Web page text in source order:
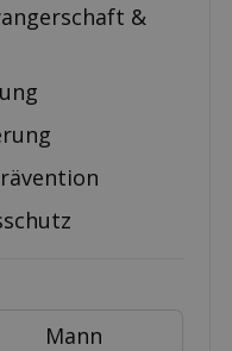
&
Mann